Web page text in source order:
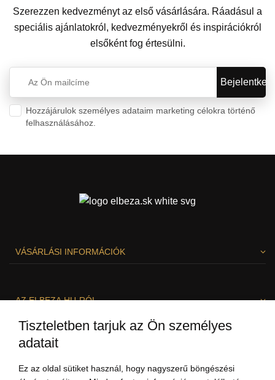
Szerezzen kedvezményt az első vásárlására. Ráadásul a
speciális ajánlatokról, kedvezményekről és inspirációkról
elsőként fog értesülni.
Hozzájárulok személyes adataim marketing célokra történő
felhasználásához.
VÁSÁRLÁSI INFORMÁCIÓK
AZ ELBEZA.HU-RÓL
Tiszteletben tarjuk az Ön személyes
adatait
Ez az oldal sütiket használ, hogy nagyszerű böngészési